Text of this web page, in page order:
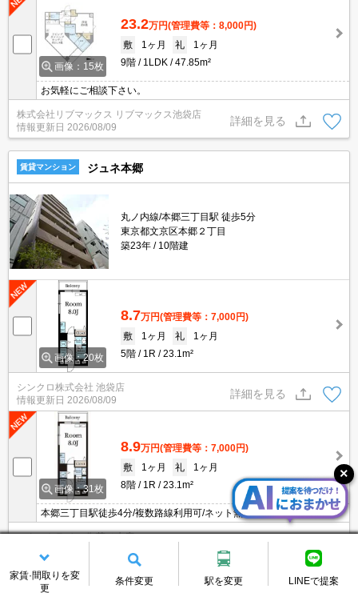
画像：15枚
23.2万円(管理費等：8,000円)
敷
1ヶ月 礼
1ヶ月
9階
1LDK 47.85m²
お気軽にご相談下さい。
株式会社リブマックス リブマックス池袋店
情報更新日 2026/08/09
詳細を見る
賃貸マンション ジュネ本郷
丸ノ内線/本郷三丁目駅 徒歩5分
東京都文京区本郷２丁目
築23年
10階建
画像：20枚
8.7万円(管理費等：7,000円)
敷
1ヶ月 礼
1ヶ月
5階
1R 23.1m²
シンクロ株式会社 池袋店
情報更新日 2026/08/09
詳細を見る
画像：31枚
8.9万円(管理費等：7,000円)
敷
1ヶ月 礼
1ヶ月
8階
1R 23.1m²
本郷三丁目駅徒歩4分/複数路線利用可/ネット無料/宅配BOX/独立洗
面台/駐輪場/バイク置き場/AL
スタートライン 御茶ノ水店
詳細を見る
家賃·間取りを変
更
条件変更 駅を変更 LINEで提案